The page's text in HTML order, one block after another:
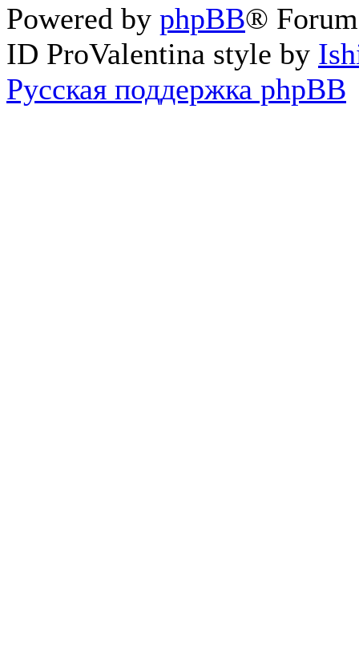
Powered by phpBB®
ID ProValentina style by
Русская поддержка phpBB